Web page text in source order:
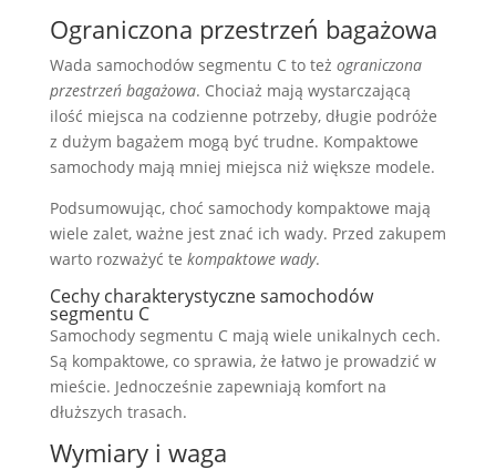
Ograniczona przestrzeń bagażowa
Wada samochodów segmentu C to też ograniczona
przestrzeń bagażowa. Chociaż mają wystarczającą
ilość miejsca na codzienne potrzeby, długie podróże
z dużym bagażem mogą być trudne. Kompaktowe
samochody mają mniej miejsca niż większe modele.
Podsumowując, choć samochody kompaktowe mają
wiele zalet, ważne jest znać ich wady. Przed zakupem
warto rozważyć te kompaktowe wady.
Cechy charakterystyczne samochodów
segmentu C
Samochody segmentu C mają wiele unikalnych cech.
Są kompaktowe, co sprawia, że łatwo je prowadzić w
mieście. Jednocześnie zapewniają komfort na
dłuższych trasach.
Wymiary i waga